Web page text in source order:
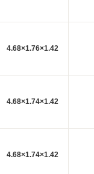
4.68×1.76×1.42
4.68×1.74×1.42
4.68×1.74×1.42